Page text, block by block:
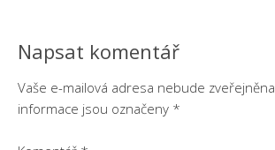
Napsat komentář
Vaše e-mailová adresa nebude zveřejněna.
informace jsou označeny *